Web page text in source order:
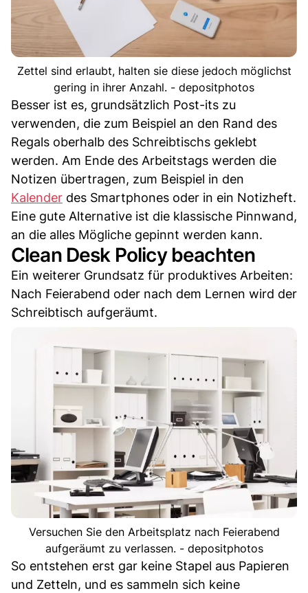
Zettel sind erlaubt, halten sie diese jedoch möglichst
gering in ihrer Anzahl. - depositphotos
Besser ist es, grundsätzlich Post-its zu
verwenden, die zum Beispiel an den Rand des
Regals oberhalb des Schreibtischs geklebt
werden. Am Ende des Arbeitstags werden die
Notizen übertragen, zum Beispiel in den
Kalender des Smartphones oder in ein Notizheft.
Eine gute Alternative ist die klassische Pinnwand,
an die alles Mögliche gepinnt werden kann.
Clean Desk Policy beachten
Ein weiterer Grundsatz für produktives Arbeiten:
Nach Feierabend oder nach dem Lernen wird der
Schreibtisch aufgeräumt.
Versuchen Sie den Arbeitsplatz nach Feierabend
aufgeräumt zu verlassen. - depositphotos
So entstehen erst gar keine Stapel aus Papieren
und Zetteln, und es sammeln sich keine